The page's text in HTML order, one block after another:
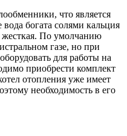
что является
богата солями кальция
По умолчанию
газе, но при
для работы на
приобрести комплект
отопления уже имеет
необходимость в его